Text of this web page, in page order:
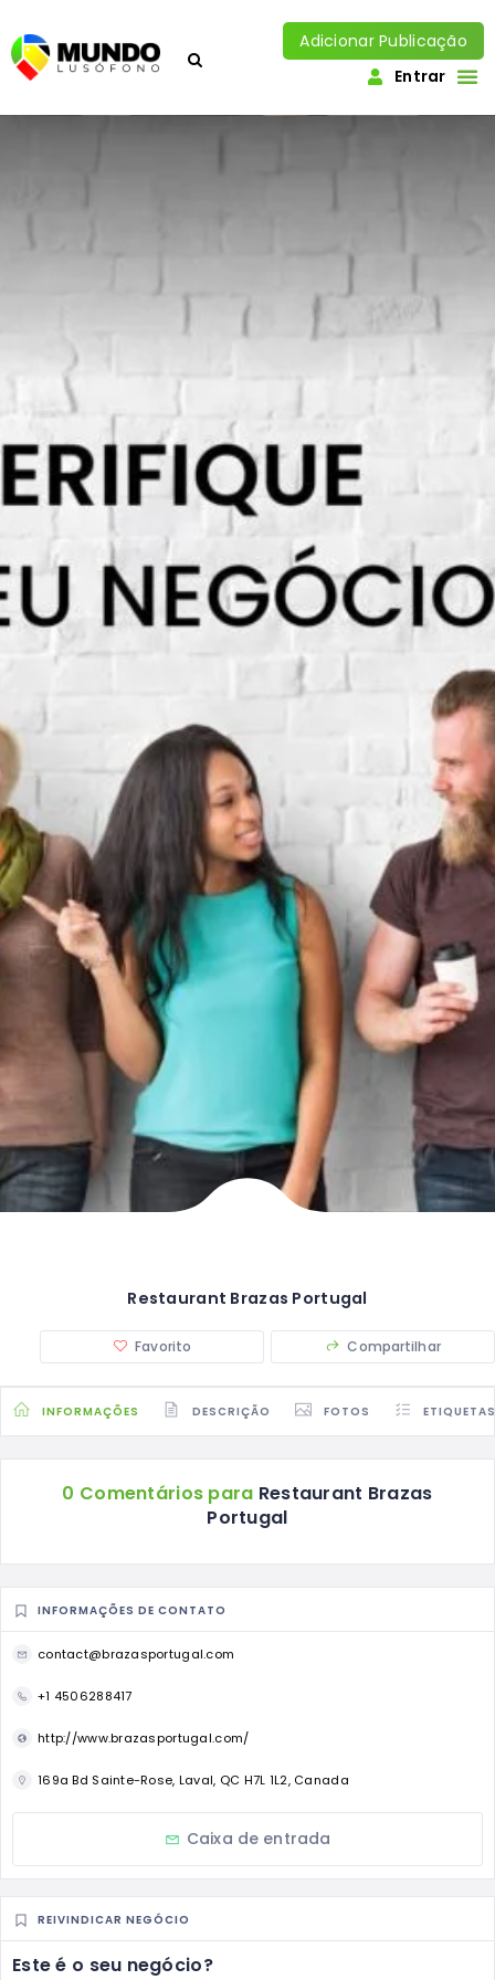
Adicionar Publicação
Entrar
Restaurant Brazas Portugal
Favorito Compartilhar
INFORMAÇÕES DESCRIÇÃO FOTOS ETIQUETAS
0 Comentários para Restaurant Brazas
Portugal
INFORMAÇÕES DE CONTATO
contact@brazasportugal.com
+1 4506288417
http://www.brazasportugal.com/
169a Bd Sainte-Rose, Laval, QC H7L 1L2, Canada
Caixa de entrada
REIVINDICAR NEGÓCIO
Este é o seu negócio?